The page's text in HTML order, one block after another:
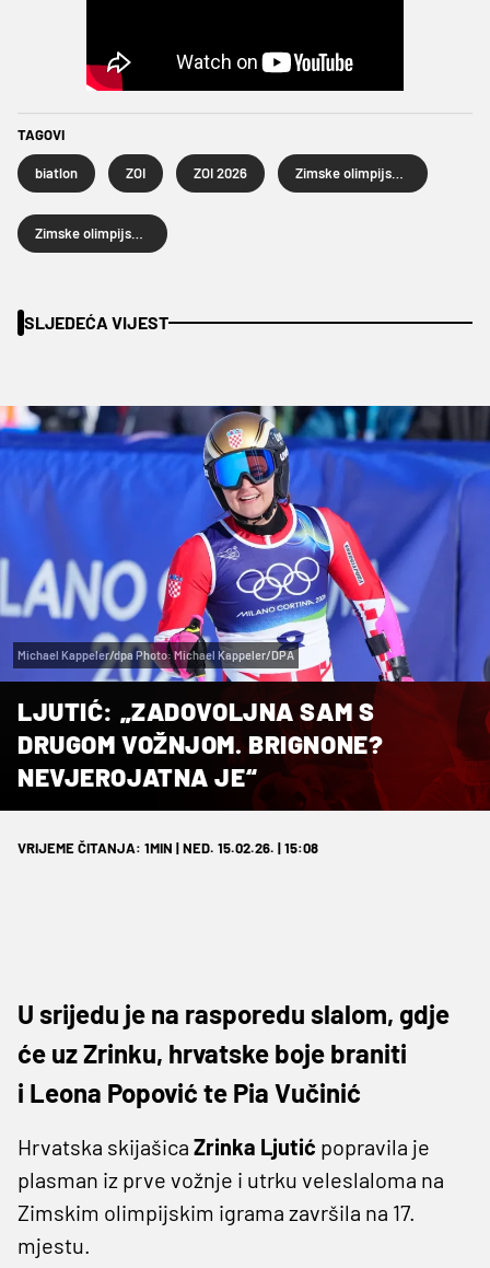
TAGOVI
biatlon ZOI ZOI 2026
SLJEDEĆA VIJEST
Michael Kappeler/dpa Photo: Michael Kappeler/DPA
LJUTIĆ: „ZADOVOLJNA SAM S
DRUGOM VOŽNJOM. BRIGNONE?
NEVJEROJATNA JE“
VRIJEME ČITANJA: 1MIN | NED. 15.02.26. | 15:08
U srijedu je na rasporedu slalom, gdje
će uz Zrinku, hrvatske boje braniti
i Leona Popović te Pia Vučinić
Hrvatska skijašica Zrinka Ljutić popravila je
plasman iz prve vožnje i utrku veleslaloma na
Zimskim olimpijskim igrama završila na 17.
mjestu.